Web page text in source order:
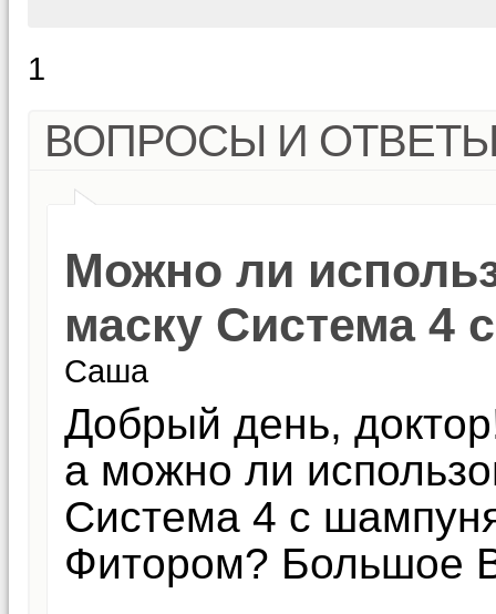
1
ВОПРОСЫ И
Можно ли
маску Система 4
Саша
Добрый день,
а можно ли
Система 4 с
Фитором? Большое